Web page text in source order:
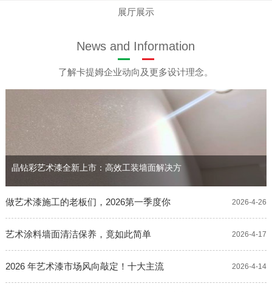
News and Information
了解卡提姆企业动向及更多设计理念。
晶钻彩艺术漆全新上市：高效工装墙面解决方
2026-4-26
做艺术漆施工的老板们，2026第一季度你
2026-4-17
艺术涂料墙面清洁保养，竟如此简单
2026-4-14
2026 年艺术漆市场风向敲定！十大主流